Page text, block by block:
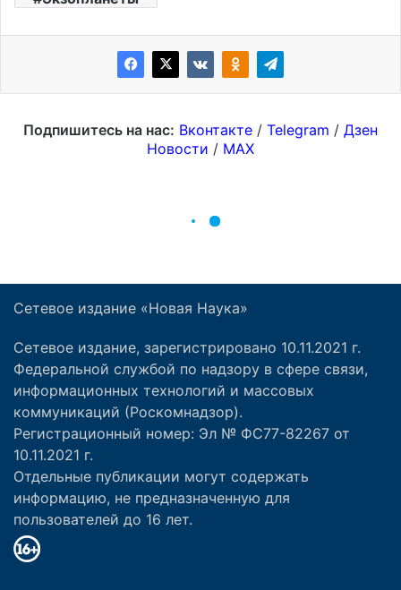
Сетевое издание «Новая Наука»
Сетевое издание, зарегистрировано 10.11.2021 г.
Федеральной службой по надзору в сфере связи,
информационных технологий и массовых
коммуникаций (Роскомнадзор).
Регистрационный номер: Эл № ФС77-82267 от
10.11.2021 г.
Отдельные публикации могут содержать
информацию, не предназначенную для
пользователей до 16 лет.